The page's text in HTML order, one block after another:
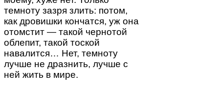
темноту зазря злить: потом,
как дровишки кончатся, уж она
отомстит — такой чернотой
облепит, такой тоской
навалится… Нет, темноту
лучше не дразнить, лучше с
ней жить в мире.